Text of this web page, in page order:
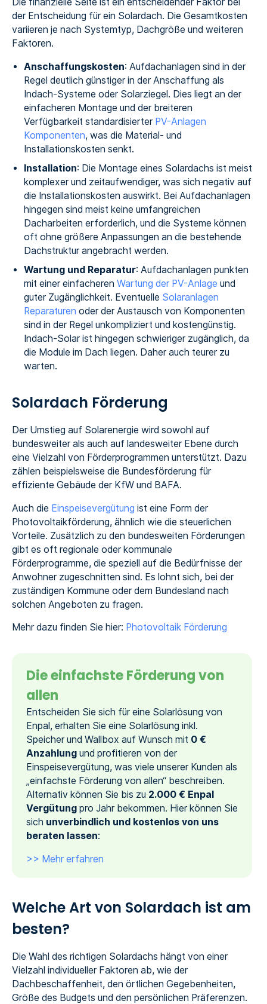
der Entscheidung für ein Solardach. Die Gesamtkosten
variieren je nach Systemtyp, Dachgröße und weiteren
Faktoren.
Anschaffungskosten: Aufdachanlagen sind in der
Regel deutlich günstiger in der Anschaffung als
Indach-Systeme oder Solarziegel. Dies liegt an der
einfacheren Montage und der breiteren
Verfügbarkeit standardisierter PV-Anlagen
Komponenten, was die Material- und
Installationskosten senkt.
Installation: Die Montage eines Solardachs ist meist
komplexer und zeitaufwendiger, was sich negativ auf
die Installationskosten auswirkt. Bei Aufdachanlagen
hingegen sind meist keine umfangreichen
Dacharbeiten erforderlich, und die Systeme können
oft ohne größere Anpassungen an die bestehende
Dachstruktur angebracht werden.
Wartung und Reparatur: Aufdachanlagen punkten
mit einer einfacheren Wartung der PV-Anlage und
guter Zugänglichkeit. Eventuelle Solaranlagen
Reparaturen oder der Austausch von Komponenten
sind in der Regel unkompliziert und kostengünstig.
Indach-Solar ist hingegen schwieriger zugänglich, da
die Module im Dach liegen. Daher auch teurer zu
warten.
Solardach Förderung
Der Umstieg auf Solarenergie wird sowohl auf
bundesweiter als auch auf landesweiter Ebene durch
eine Vielzahl von Förderprogrammen unterstützt. Dazu
zählen beispielsweise die Bundesförderung für
effiziente Gebäude der KfW und BAFA.
Auch die Einspeisevergütung ist eine Form der
Photovoltaikförderung, ähnlich wie die steuerlichen
Vorteile. Zusätzlich zu den bundesweiten Förderungen
gibt es oft regionale oder kommunale
Förderprogramme, die speziell auf die Bedürfnisse der
Anwohner zugeschnitten sind. Es lohnt sich, bei der
zuständigen Kommune oder dem Bundesland nach
solchen Angeboten zu fragen.
Mehr dazu finden Sie hier: Photovoltaik Förderung
Die einfachste Förderung von
allen
Entscheiden Sie sich für eine Solarlösung von
Enpal, erhalten Sie eine Solarlösung inkl.
Speicher und Wallbox auf Wunsch mit 0 €
Anzahlungund profitieren von der
Einspeisevergütung, was viele unserer Kunden als
„einfachste Förderung von allen“ beschreiben.
Alternativ können Sie bis zu 2.000 € Enpal
Vergütungpro Jahr bekommen. Hier können Sie
sich unverbindlich und kostenlos von uns
beraten lassen:
>> Mehr erfahren
Welche Art von Solardach ist am
besten?
Die Wahl des richtigen Solardachs hängt von einer
Vielzahl individueller Faktoren ab, wie der
Dachbeschaffenheit, den örtlichen Gegebenheiten,
Größe des Budgets und den persönlichen Präferenzen.